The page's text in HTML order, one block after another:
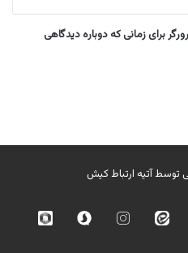
برای زمانی که دوباره دیدگاهی
توسطآتیه ارتباط کیش
تلگرام ایتا
اینستاگرامسروش